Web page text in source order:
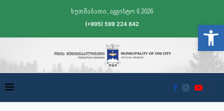
ხუთშაბათი, აგვისტო 6 2026
(+995) 599 224 842